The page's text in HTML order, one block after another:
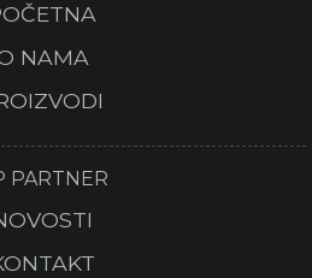
NAMA
PARTNER